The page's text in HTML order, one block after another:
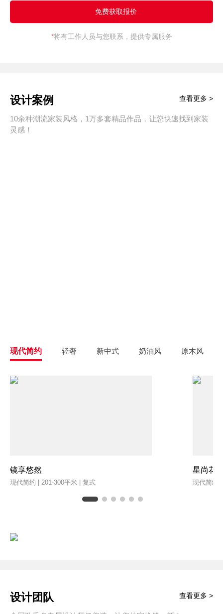
*将有工作人员与您联系，提供专属服务
设计案例
10余种潮流家装风格，1万多套精品作品，让您快速找到家装
灵感！
查看更多 >
现代简约 轻奢 新中式 奶油风 原木风
镜享悠然
现代简约 | 201-300平米 | 复式
星尚花
现代简约
设计团队 查看更多 >